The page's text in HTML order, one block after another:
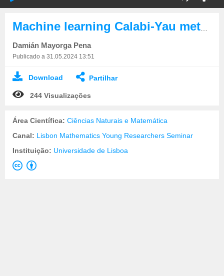
Damián Mayorga Pena
Publicado a 31.05.2024 13:51
Download Partilhar
244 Visualizações
Área Científica: Ciências Naturais e Matemática
Canal: Lisbon Mathematics Young Researchers Seminar
Instituição: Universidade de Lisboa